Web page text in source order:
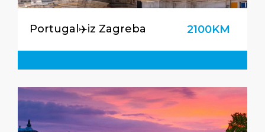
Portugal✈️iz Zagreba 2100KM